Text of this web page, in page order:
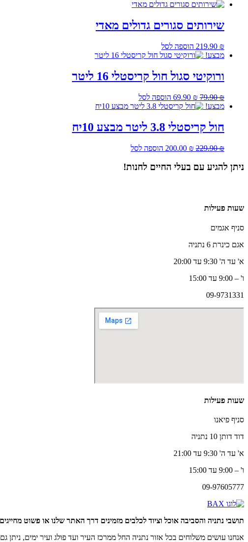
שירותים סגורים גדולים מאדי
219.90 ₪
הוספה לסל
מבצע!
ורוקיטי סגול חול קריסטלי 16 ליטר
79.90₪
המחיר
המקורי
79.90 ₪.
69.90 ₪
המחיר
הנוכחי
69.90 ₪.
הוספה לסל
מבצע!
חול קריסטלי 3.8 ליטר מבצע 10יח
229.90₪
המחיר
היה:
200.00 ₪
המחיר
הוא:
הוספה לסל
ניתן להגיע עם בעלי החיים לחנות!
שעות פעילות
סניף אגמים
אגם כינרת 6 נתניה
א' עד ה' 9:30 עד 20:00
ו' – 9:00 עד 15:00
09-9731331
שעות פעילות
סניף פיאנו
דוד דותן 10 נתניה
א' עד ה' 9:30 עד 21:00
ו' – 9:00 עד 15:00
09-97605777
תושבי נתניה והסביבה אוכל וציוד לכלבים מזמינים דרך האתר שלנו או פשוט
אנחנו עושים משלוחים בכל אזור נתניה החל ממרכז העיר ועד פולג ועיר ימים,